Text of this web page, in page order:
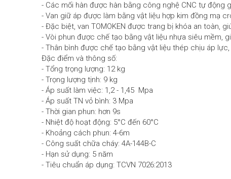
- Các mối hàn được hàn bằng công nghệ CNC tự động
- Van giữ áp được làm bằng vật liệu hợp kim đồng mạ
- Đặc biệt, van TOMOKEN được trang bị khóa an toàn,
- Vòi phun được chế tạo bằng vật liệu nhựa siêu mềm,
- Thân bình được chế tạo bằng vật liệu thép chịu áp
Đặc điểm và thông số:
- Tổng trọng lượng: 12 kg
- Trọng lượng tịnh: 9 kg
- Áp suất làm việc: 1,2 - 1,45 Mpa
- Áp suất TN vỏ bình: 3 Mpa
- Thời gian phun: hơn 9s
- Nhiệt độ hoạt động: 5°C đến 60°C
- Khoảng cách phun: 4-6m
- Công suất chữa cháy: 4A-144B-C
- Hạn sử dụng: 5 năm
- Tiêu chuẩn áp dụng: TCVN 7026:2013